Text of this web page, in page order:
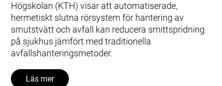
Högskolan (KTH) visar att automatiserade,
hermetiskt slutna rörsystem för hantering av
smutstvätt och avfall kan reducera smittspridning
på sjukhus jämfört med traditionella
avfallshanteringsmetoder.
Läs mer